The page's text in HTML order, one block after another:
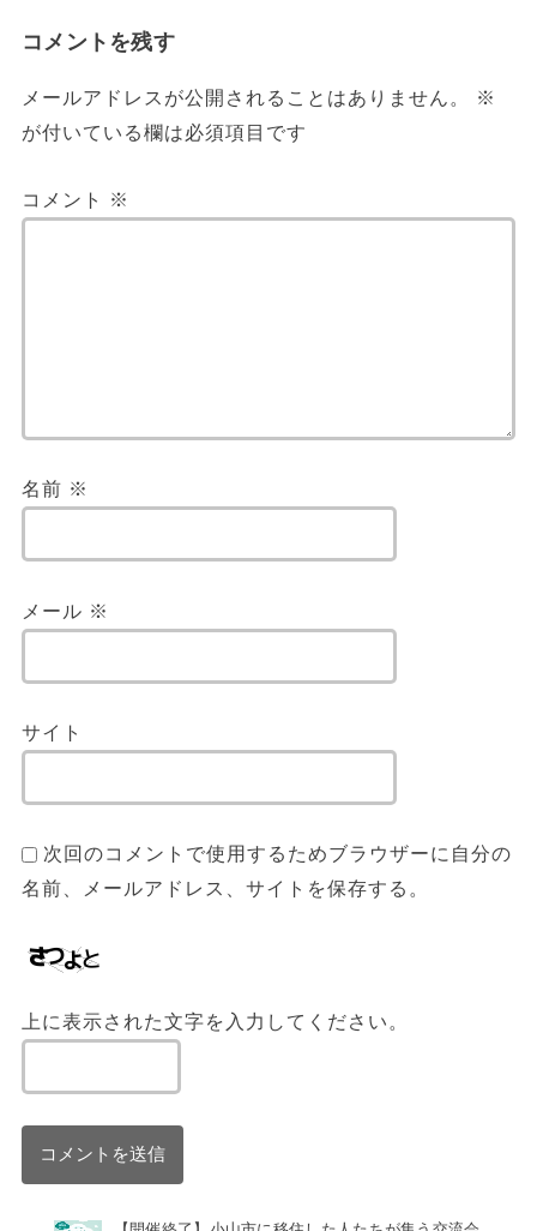
コメントを残す
メールアドレスが公開されることはありません。
※
が付いている欄は必須項目です
コメント ※
名前 ※
メール ※
サイト
次回のコメントで使用するためブラウザーに自分の
名前、メールアドレス、サイトを保存する。
上に表示された文字を入力してください。